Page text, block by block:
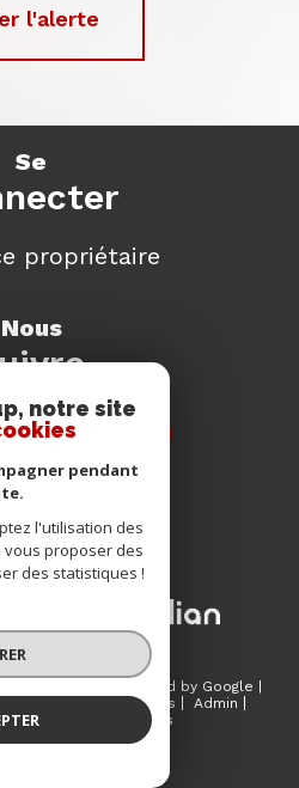
l'alerte
se
propriétaire
nous
nous
| Traduction powered by Google |
Nos honoraires
Admin
RGPD Cookies
notre site
pendant
l'utilisation des
vous proposer des
des statistiques !